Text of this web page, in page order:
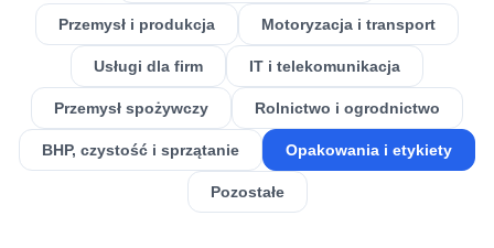
Przemysł i produkcja Motoryzacja i transport
Usługi dla firm IT i telekomunikacja
Przemysł spożywczy Rolnictwo i ogrodnictwo
BHP, czystość i sprzątanie Opakowania i etykiety
Pozostałe